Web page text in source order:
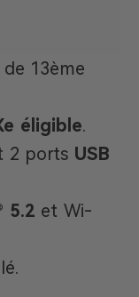
de 13ème
éligible.
2 ports USB
5.2 et Wi-